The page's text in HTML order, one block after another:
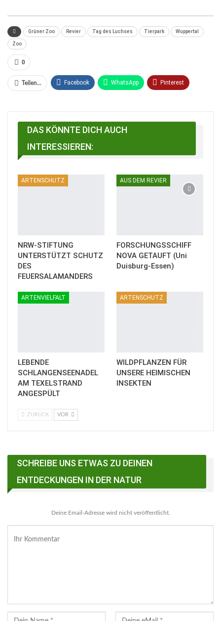
Grüner Zoo Revier Tag des Luchses Tierpark Wuppertal
Zoo
0
Teilen... Facebook WhatsApp Pinterest
Facebook Messenger
DAS KÖNNTE DICH AUCH
INTERESSIEREN:
ARTENSCHUTZ
NRW-STIFTUNG
UNTERSTÜTZT SCHUTZ
DES
FEUERSALAMANDERS
AUS DEM REVIER
FORSCHUNGSSCHIFF
NOVA GETAUFT (Uni
Duisburg-Essen)
ARTENVIELFALT
LEBENDE
SCHLANGENSEENADEL
AM TEXELSTRAND
ANGESPÜLT
ARTENSCHUTZ
WILDPFLANZEN FÜR
UNSERE HEIMISCHEN
INSEKTEN
ZURÜCK VOR
SCHREIBE UNS ETWAS ZU DEINEN
ENTDECKUNGEN IN DER NATUR
Deine Email-Adresse wird nicht veröffentlicht.